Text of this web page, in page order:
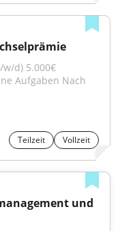
w/d) 5.000€
Aufgaben Nach
Teilzeit Vollzeit
und